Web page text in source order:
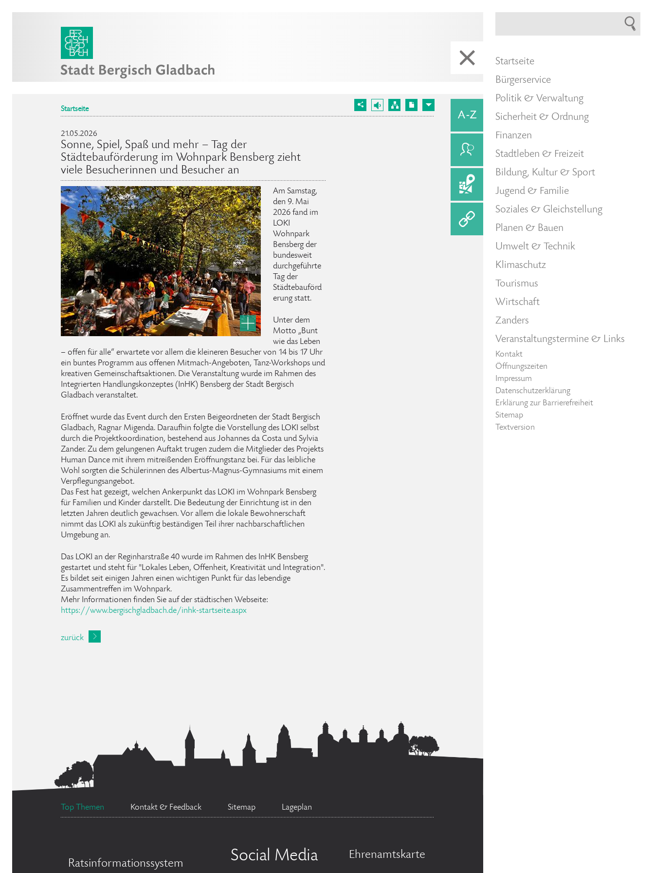
Startseite
21.05.2026
Sonne, Spiel, Spaß und mehr – Tag der
Städtebauförderung im Wohnpark Bensberg zieht
viele Besucherinnen und Besucher an
Am Samstag,
den 9. Mai
2026 fand im
LOKI
Wohnpark
Bensberg der
bundesweit
durchgeführte
Tag der
Städtebauförd
erung statt.
Unter dem
Motto „Bunt
wie das Leben
– offen für alle“ erwartete vor allem die kleineren Besucher von 14 bis 17 Uhr
ein buntes Programm aus offenen Mitmach-Angeboten, Tanz-Workshops und
kreativen Gemeinschaftsaktionen. Die Veranstaltung wurde im Rahmen des
Integrierten Handlungskonzeptes (InHK) Bensberg der Stadt Bergisch
Gladbach veranstaltet.
Eröffnet wurde das Event durch den Ersten Beigeordneten der Stadt Bergisch
Gladbach, Ragnar Migenda. Daraufhin folgte die Vorstellung des LOKI selbst
durch die Projektkoordination, bestehend aus Johannes da Costa und Sylvia
Zander. Zu dem gelungenen Auftakt trugen zudem die Mitglieder des Projekts
Human Dance mit ihrem mitreißenden Eröffnungstanz bei. Für das leibliche
Wohl sorgten die Schülerinnen des Albertus-Magnus-Gymnasiums mit einem
Verpflegungsangebot.
Das Fest hat gezeigt, welchen Ankerpunkt das LOKI im Wohnpark Bensberg
für Familien und Kinder darstellt. Die Bedeutung der Einrichtung ist in den
letzten Jahren deutlich gewachsen. Vor allem die lokale Bewohnerschaft
nimmt das LOKI als zukünftig beständigen Teil ihrer nachbarschaftlichen
Umgebung an.
Das LOKI an der Reginharstraße 40 wurde im Rahmen des InHK Bensberg
gestartet und steht für "Lokales Leben, Offenheit, Kreativität und Integration".
Es bildet seit einigen Jahren einen wichtigen Punkt für das lebendige
Zusammentreffen im Wohnpark.
Mehr Informationen finden Sie auf der städtischen Webseite:
https://www.bergischgladbach.de/inhk-startseite.aspx
zurück
Top Themen Kontakt & Feedback Sitemap Lageplan
Ratsinformationssystem Social Media Ehrenamtskarte
Startseite
Bürgerservice
Politik & Verwaltung
Sicherheit & Ordnung
Finanzen
Stadtleben & Freizeit
Bildung, Kultur & Sport
Jugend & Familie
Soziales & Gleichstellung
Planen & Bauen
Umwelt & Technik
Klimaschutz
Tourismus
Wirtschaft
Zanders
Veranstaltungstermine & Links
Kontakt
Öffnungszeiten
Impressum
Datenschutzerklärung
Erklärung zur Barrierefreiheit
Sitemap
Textversion